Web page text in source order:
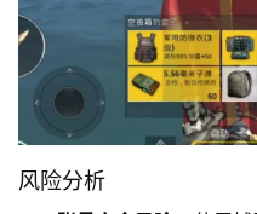
风险分析